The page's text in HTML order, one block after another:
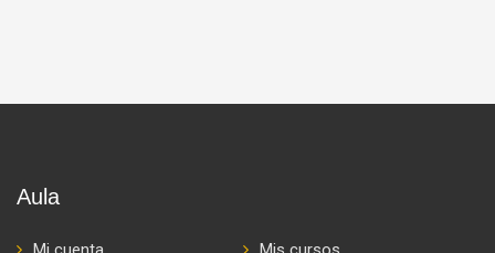
Aula